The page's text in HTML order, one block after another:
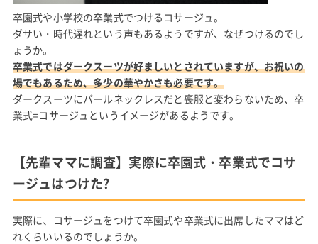
卒園式や小学校の卒業式でつけるコサージュ。
ダサい・時代遅れという声もあるようですが、なぜつけるのでし
ょうか。
卒業式ではダークスーツが好ましいとされていますが、お祝いの
場でもあるため、多少の華やかさも必要です。
ダークスーツにパールネックレスだと喪服と変わらないため、卒
業式=コサージュというイメージがあるようです。
【先輩ママに調査】実際に卒園式・卒業式でコサ
ージュはつけた?
実際に、コサージュをつけて卒園式や卒業式に出席したママはど
れくらいいるのでしょうか。